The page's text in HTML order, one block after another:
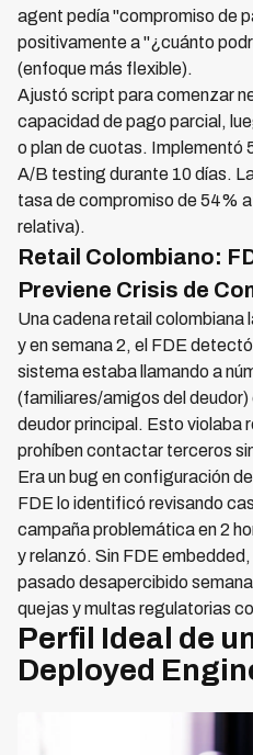
agent pedía "compromiso de
positivamente a "¿cuánto
(enfoque más flexible).
Ajustó script para comenzar
capacidad de pago parcial,
o plan de cuotas. Implementó
A/B testing durante 10 días.
tasa de compromiso de 54%
relativa).
Retail Colombiano:
Previene Crisis de
Una cadena retail colombiana
y en semana 2, el FDE
sistema estaba llamando a
(familiares/amigos del
deudor principal. Esto violaba
prohíben contactar terceros
Era un bug en configuración
FDE lo identificó revisando
campaña problemática en 2
y relanzó. Sin FDE
pasado desapercibido
quejas y multas regulatorias
Perfil Ideal de
Deployed